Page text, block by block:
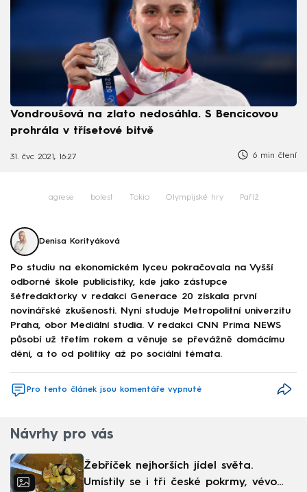
Vondroušová na zlato nedosáhla. S Bencicovou
prohrála v třísetové bitvě
31. čvc 2021, 16:27 6 min čtení
agrese bolest Tokio Olympijské hry Paříž
Denisa Korityáková
Po studiu na ekonomickém lyceu pokračovala na Vyšší
odborné škole publicistiky, kde jako zástupce
šéfredaktorky v redakci Generace 20 získala první
novinářské zkušenosti. Nyní studuje Metropolitní univerzitu
Praha, obor Mediální studia. V redakci CNN Prima NEWS
působí už třetím rokem a věnuje se převážně domácímu
dění, a to od politiky až po sociální témata.
Pro tento článek jsou komentáře vypnuté
Návrhy pro vás
Žebříček nejhorších jídel světa.
Umístily se i tři české pokrmy, vévodí